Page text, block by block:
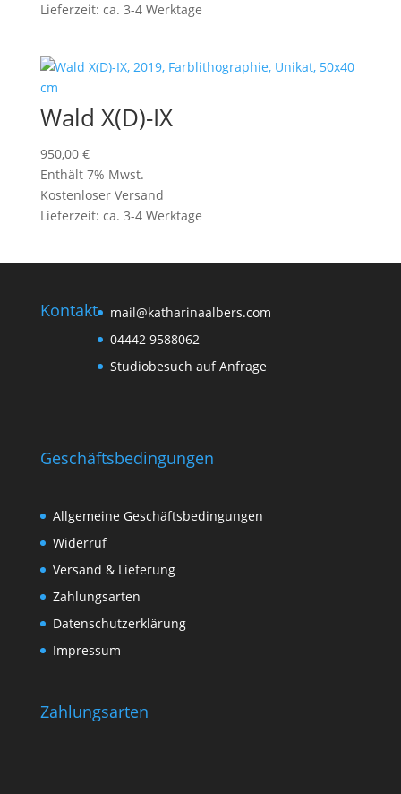
Lieferzeit: ca. 3-4 Werktage
Wald X(D)-IX
950,00 €
Enthält 7% Mwst.
Kostenloser Versand
Lieferzeit: ca. 3-4 Werktage
Kontakt
mail@katharinaalbers.com
04442 9588062
Studiobesuch auf Anfrage
Geschäftsbedingungen
Allgemeine Geschäftsbedingungen
Widerruf
Versand & Lieferung
Zahlungsarten
Datenschutzerklärung
Impressum
Zahlungsarten